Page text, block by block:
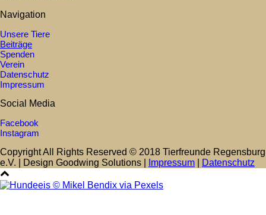
Navigation
Unsere Tiere
Beiträge
Spenden
Verein
Datenschutz
Impressum
Social Media
Facebook
Instagram
Copyright All Rights Reserved © 2018 Tierfreunde Regensburg
e.V. | Design Goodwing Solutions |
Impressum Datenschutz